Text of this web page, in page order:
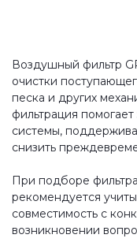
Воздушный фильтр
очистки
песка и других
фильтрация
системы,
снизить
При подборе
рекомендуется
совместимость с
возникновении